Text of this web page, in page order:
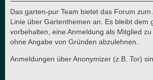
Das garten-pur Team bietet das Forum
Linie über Gartenthemen an. Es bleibt dem
vorbehalten, eine Anmeldung als Mitglied
ohne Angabe von Gründen abzulehnen.
Anmeldungen über Anonymizer (z.B. Tor)